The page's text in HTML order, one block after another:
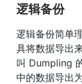
逻辑备份
逻辑备份简单
具将数据导出
叫 Dumpling
中的数据导出